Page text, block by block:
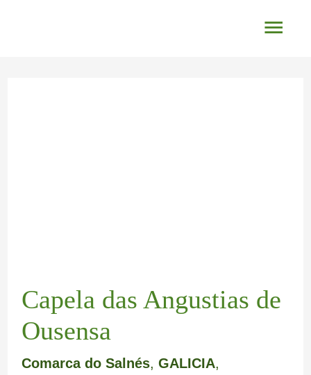
Capela das Angustias de
Ousensa
Comarca do Salnés, GALICIA,